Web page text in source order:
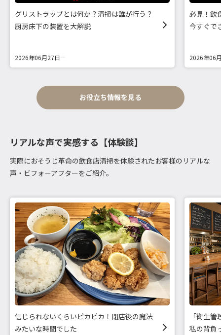
グリストラップとは何か？清掃は誰が行う？
厨房床下の装置を大解説
2026年06月27日
必見！飲
今すぐで
2026年06
お役立ち情報を見る
リアルな声で実感する【体験談】
実際におそうじ革命の飲食店清掃を体験されたお客様のリアルな
声・ビフォーアフターをご紹介。
信じられないくらいピカピカ！閉店後の魔法
みたいな時間でした
「衛生
私の背負